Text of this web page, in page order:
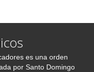
es una orden
por Santo Domingo